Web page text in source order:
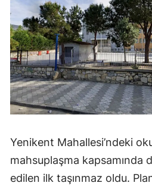
Yenikent Mahallesi’ndeki
mahsuplaşma kapsamında
edilen ilk taşınmaz oldu.